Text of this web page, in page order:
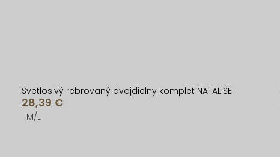
Svetlosivý rebrovaný dvojdielny komplet NATALISE
28,39 €
M/L